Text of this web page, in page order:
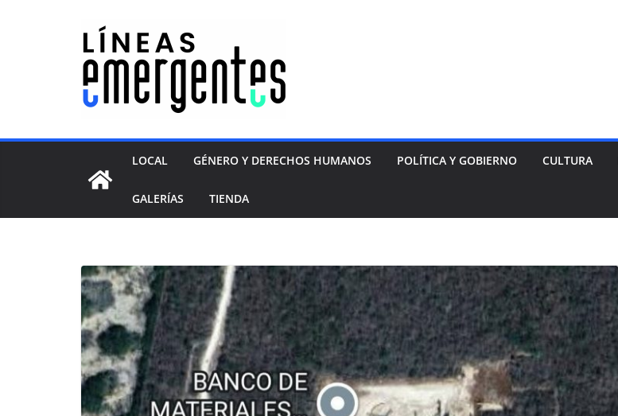
LOCAL GÉNERO Y DERECHOS HUMANOS POLÍTICA Y GOBIERNO CULTURA
GALERÍAS TIENDA